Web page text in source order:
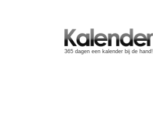
365 dagen een kalender bij de hand!